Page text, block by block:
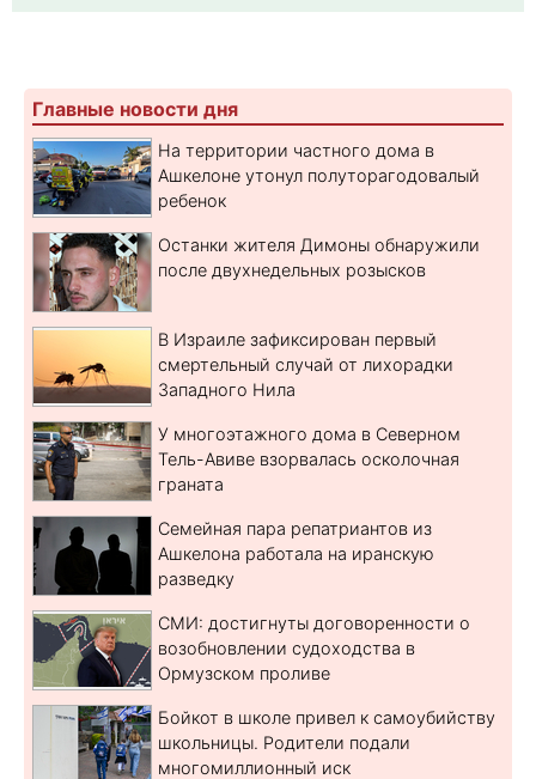
Главные новости дня
На территории частного дома в
Ашкелоне утонул полуторагодовалый
ребенок
Останки жителя Димоны обнаружили
после двухнедельных розысков
В Израиле зафиксирован первый
смертельный случай от лихорадки
Западного Нила
У многоэтажного дома в Северном
Тель-Авиве взорвалась осколочная
граната
Семейная пара репатриантов из
Ашкелона работала на иранскую
разведку
СМИ: достигнуты договоренности о
возобновлении судоходства в
Ормузском проливе
Бойкот в школе привел к самоубийству
школьницы. Родители подали
многомиллионный иск